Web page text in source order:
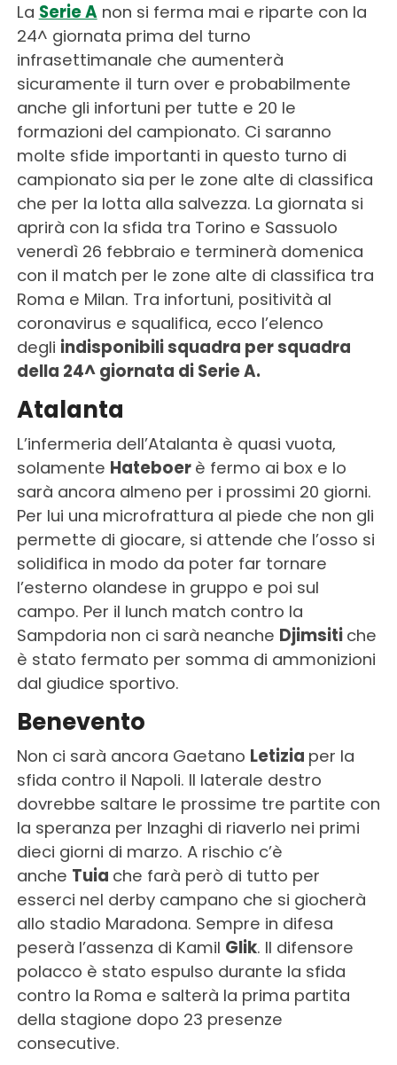
La Serie Anon si ferma mai e riparte con la
24^ giornata prima del turno
infrasettimanale che aumenterà
sicuramente il turn over e probabilmente
anche gli infortuni per tutte e 20 le
formazioni del campionato. Ci saranno
molte sfide importanti in questo turno di
campionato sia per le zone alte di classifica
che per la lotta alla salvezza. La giornata si
aprirà con la sfida tra Torino e Sassuolo
venerdì 26 febbraio e terminerà domenica
con il match per le zone alte di classifica tra
Roma e Milan. Tra infortuni, positività al
coronavirus e squalifica, ecco l’elenco
degli indisponibili squadra per squadra
della 24^ giornata di Serie A.
Atalanta
L’infermeria dell’Atalanta è quasi vuota,
solamente Hateboer è fermo ai box e lo
sarà ancora almeno per i prossimi 20 giorni.
Per lui una microfrattura al piede che non gli
permette di giocare, si attende che l’osso si
solidifica in modo da poter far tornare
l’esterno olandese in gruppo e poi sul
campo. Per il lunch match contro la
Sampdoria non ci sarà neanche Djimsiti che
è stato fermato per somma di ammonizioni
dal giudice sportivo.
Benevento
Non ci sarà ancora Gaetano Letizia per la
sfida contro il Napoli. Il laterale destro
dovrebbe saltare le prossime tre partite con
la speranza per Inzaghi di riaverlo nei primi
dieci giorni di marzo. A rischio c’è
anche Tuia che farà però di tutto per
esserci nel derby campano che si giocherà
allo stadio Maradona. Sempre in difesa
peserà l’assenza di Kamil Glik. Il difensore
polacco è stato espulso durante la sfida
contro la Roma e salterà la prima partita
della stagione dopo 23 presenze
consecutive.